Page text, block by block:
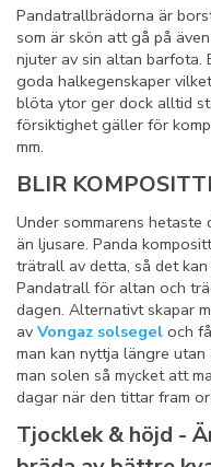
Pandatrallbrädorna är
som är skön att gå på
njuter av sin altan barfota.
goda halkegenskaper
blöta ytor ger dock alltid
försiktighet gäller för
mm.
BLIR
Under sommarens
än ljusare. Panda
trätrall av detta, så det
Pandatrall för altan och
dagen. Alternativt skapar
av Vongaz solsegel och
man kan nyttja längre
man solen så mycket att
dagar när den tittar fram
Tjocklek & höjd -